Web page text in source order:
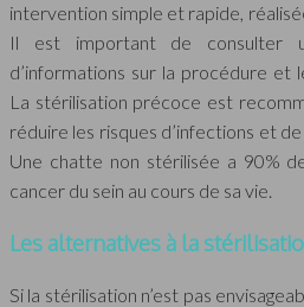
intervention simple et rapide,
Il est important de consulter
d’informations sur la procédure et
La stérilisation précoce est
réduire les risques d’infections et
Une chatte non stérilisée a 90%
cancer du sein au cours de sa vie.
Les alternatives à la
Si la stérilisation n’est pas